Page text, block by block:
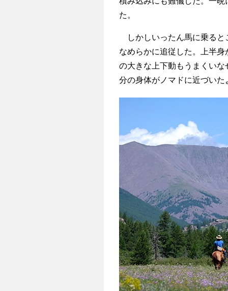
た。
しかしいったん馬に乗ると
なめらかに追従した。上半
の大きな上下動もうまくい
分の身体がノマドに近づい